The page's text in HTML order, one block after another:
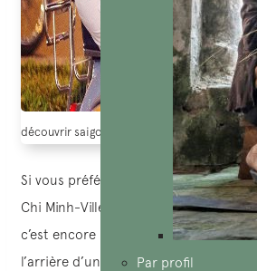
Par profil
découvrir saigon en vespa tour (le journal
Si vous préférez l’expérience
Chi Minh-Ville, cap sur une aventure
c’est encore plus vibrante.
l’arrière d’un Vespa vintage, traversez